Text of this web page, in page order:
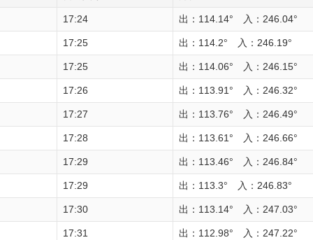
17:24 出：114.14° 入：246.04°
17:25 出：114.2° 入：246.19°
17:25 出：114.06° 入：246.15°
17:26 出：113.91° 入：246.32°
17:27 出：113.76° 入：246.49°
17:28 出：113.61° 入：246.66°
17:29 出：113.46° 入：246.84°
17:29 出：113.3° 入：246.83°
17:30 出：113.14° 入：247.03°
17:31 出：112.98° 入：247.22°